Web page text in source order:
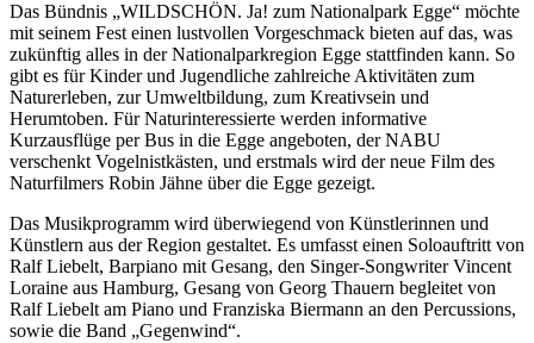
Das Bündnis „WILDSCHÖN. Ja! zum Nationalpark Egge“ möchte
mit seinem Fest einen lustvollen Vorgeschmack bieten auf das, was
zukünftig alles in der Nationalparkregion Egge stattfinden kann. So
gibt es für Kinder und Jugendliche zahlreiche Aktivitäten zum
Naturerleben, zur Umweltbildung, zum Kreativsein und
Herumtoben. Für Naturinteressierte werden informative
Kurzausflüge per Bus in die Egge angeboten, der NABU
verschenkt Vogelnistkästen, und erstmals wird der neue Film des
Naturfilmers Robin Jähne über die Egge gezeigt.
Das Musikprogramm wird überwiegend von Künstlerinnen und
Künstlern aus der Region gestaltet. Es umfasst einen Soloauftritt von
Ralf Liebelt, Barpiano mit Gesang, den Singer-Songwriter Vincent
Loraine aus Hamburg, Gesang von Georg Thauern begleitet von
Ralf Liebelt am Piano und Franziska Biermann an den Percussions,
sowie die Band „Gegenwind“.